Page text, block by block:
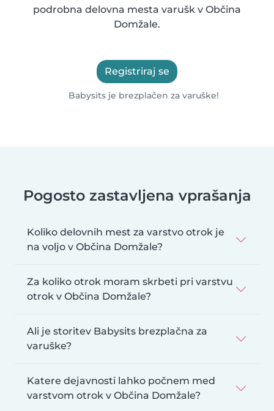
podrobna delovna mesta varušk v Občina
Domžale.
Registriraj se
Babysits je brezplačen za varuške!
Pogosto zastavljena vprašanja
Koliko delovnih mest za varstvo otrok je
na voljo v Občina Domžale?
Za koliko otrok moram skrbeti pri varstvu
otrok v Občina Domžale?
Ali je storitev Babysits brezplačna za
varuške?
Katere dejavnosti lahko počnem med
varstvom otrok v Občina Domžale?